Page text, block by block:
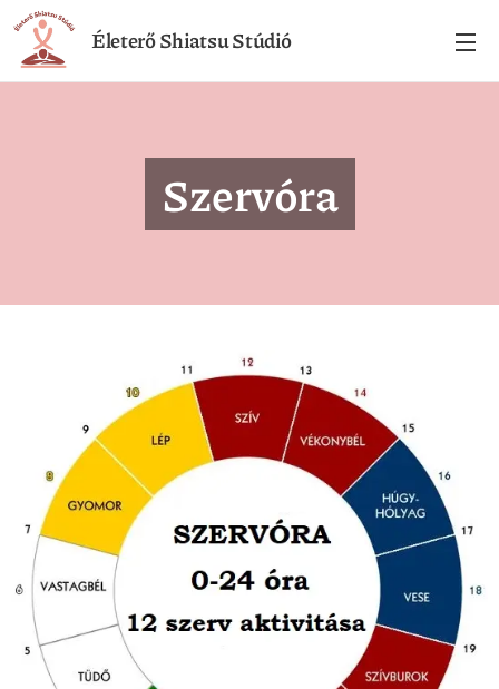
Életerő Shiatsu Stúdió
Szervóra